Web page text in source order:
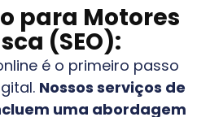
para Motores
(SEO):
é o primeiro passo
Nossos serviços de
uma abordagem